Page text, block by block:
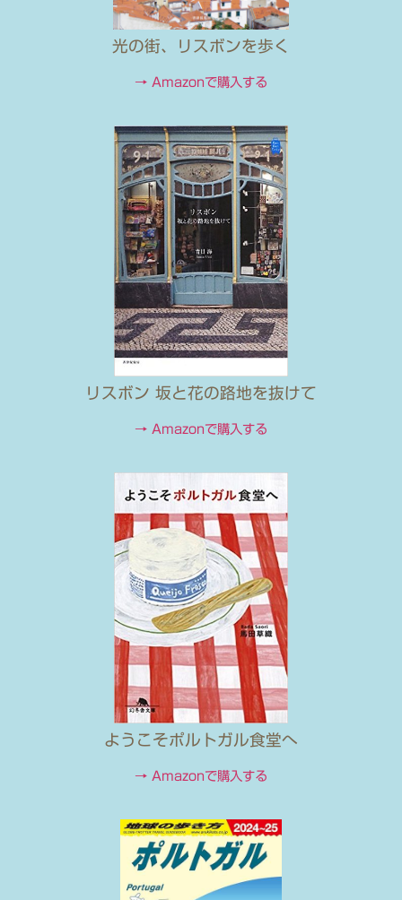
光の街、リスボンを歩く
→ Amazonで購入する
リスボン 坂と花の路地を抜けて
→ Amazonで購入する
ようこそポルトガル食堂へ
→ Amazonで購入する